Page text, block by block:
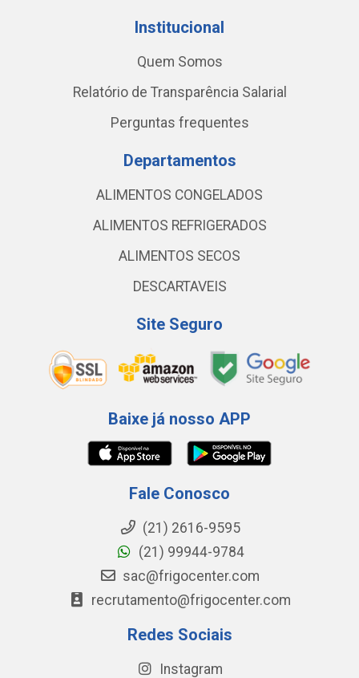
Institucional
Quem Somos
Relatório de Transparência Salarial
Perguntas frequentes
Departamentos
ALIMENTOS CONGELADOS
ALIMENTOS REFRIGERADOS
ALIMENTOS SECOS
DESCARTAVEIS
Site Seguro
Baixe já nosso APP
Fale Conosco
(21) 2616-9595
(21) 99944-9784
sac@frigocenter.com
recrutamento@frigocenter.com
Redes Sociais
Instagram